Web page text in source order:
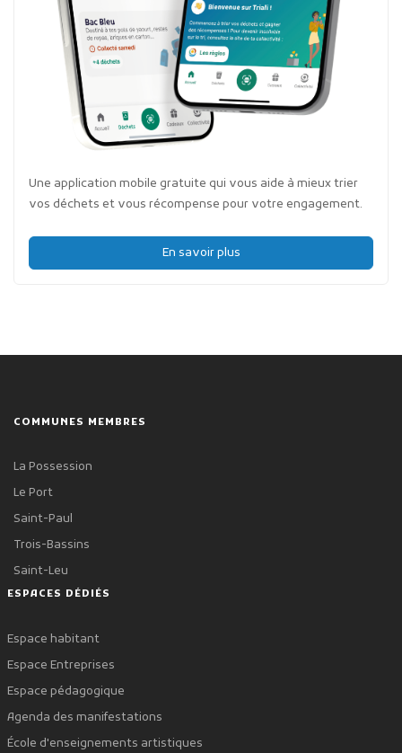
Une application mobile gratuite qui vous aide à mieux trier
vos déchets et vous récompense pour votre engagement.
En savoir plus
COMMUNES MEMBRES
La Possession
Le Port
Saint-Paul
Trois-Bassins
Saint-Leu
ESPACES DÉDIÉS
Espace habitant
Espace Entreprises
Espace pédagogique
Agenda des manifestations
École d'enseignements artistiques